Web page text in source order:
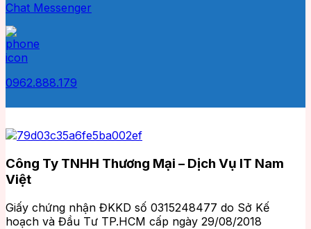
Chat Messenger
0962.888.179
Công Ty TNHH Thương Mại – Dịch Vụ IT Nam
Việt
Giấy chứng nhận ĐKKD số 0315248477 do Sở Kế
hoạch và Đầu Tư TP.HCM cấp ngày 29/08/2018